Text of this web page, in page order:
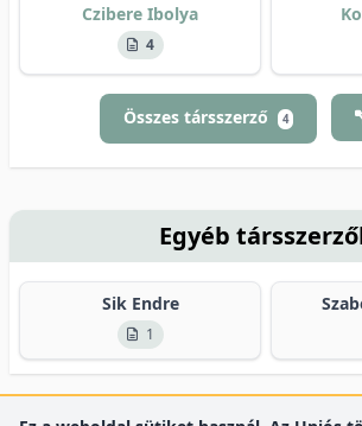
Czibere Ibolya
4
Összes társszerző 4
Egyéb
Sik Endre
1